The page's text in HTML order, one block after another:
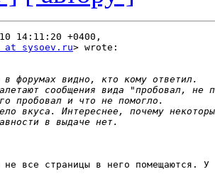
14:11:20 +0400,
at sysoev.ru> wrote:
все страницы в него помещаются. У